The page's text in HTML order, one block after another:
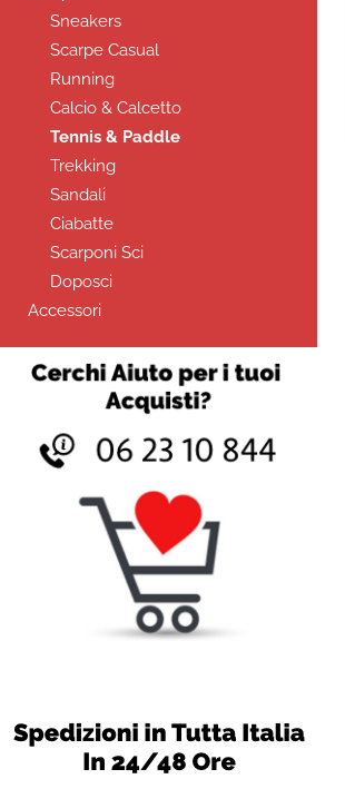
Sneakers
Scarpe Casual
Running
Calcio & Calcetto
Tennis & Paddle
Trekking
Sandali
Ciabatte
Scarponi Sci
Doposci
Accessori